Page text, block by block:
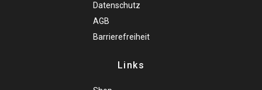
Datenschutz
AGB
Barrierefreiheit
Links